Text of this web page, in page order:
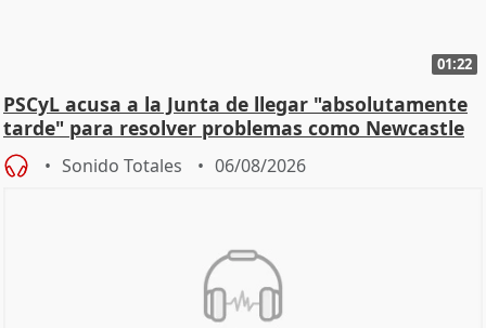
01:22
PSCyL acusa a la Junta de llegar "absolutamente
tarde" para resolver problemas como Newcastle
Sonido Totales 06/08/2026